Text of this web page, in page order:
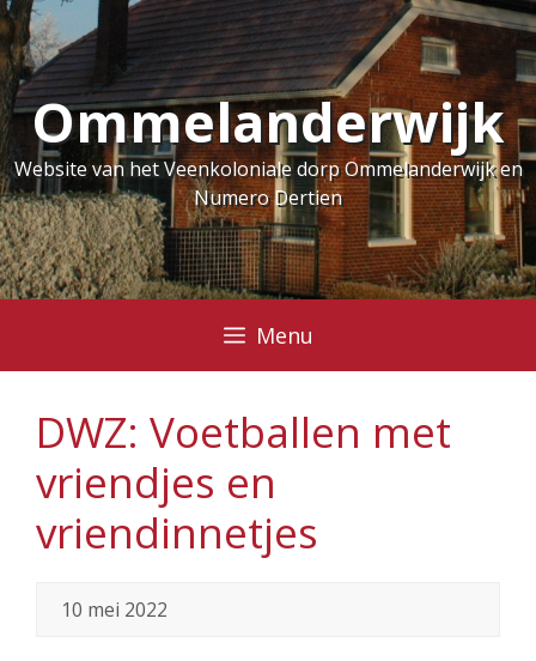
Ga
naar
de
inhoudOmmelanderwijk
Website van het Veenkoloniale dorp Ommelanderwijk en
Numero Dertien
Menu
DWZ: Voetballen met
vriendjes en
vriendinnetjes
10 mei 2022